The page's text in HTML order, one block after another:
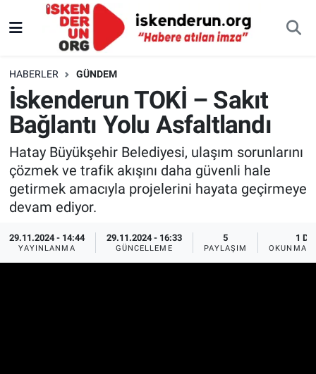
HABERLER GÜNDEM
İskenderun TOKİ – Sakıt
Bağlantı Yolu Asfaltlandı
Hatay Büyükşehir Belediyesi, ulaşım sorunlarını
çözmek ve trafik akışını daha güvenli hale
getirmek amacıyla projelerini hayata geçirmeye
devam ediyor.
29.11.2024 - 14:44
YAYINLANMA
29.11.2024 - 16:33
GÜNCELLEME
5
PAYLAŞIM
1 DK
OKUNMA